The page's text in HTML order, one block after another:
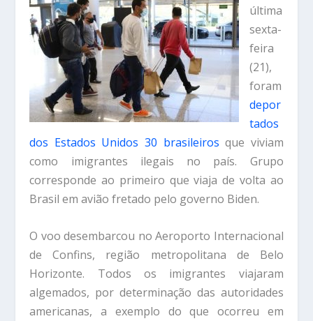
última
sexta-
feira
(21),
foram
depor
tados
dos Estados Unidos 30 brasileiros que viviam
como imigrantes ilegais no país. Grupo
corresponde ao primeiro que viaja de volta ao
Brasil em avião fretado pelo governo Biden.
O voo desembarcou no Aeroporto Internacional
de Confins, região metropolitana de Belo
Horizonte. Todos os imigrantes viajaram
algemados, por determinação das autoridades
americanas, a exemplo do que ocorreu em